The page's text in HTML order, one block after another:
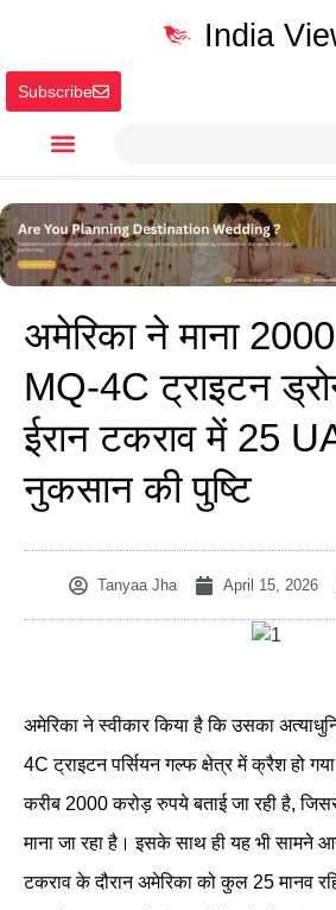
Subscribe
India
अमेरिका ने माना
MQ-4C ट्राइटन
ईरान टकराव में 25
नुकसान की पुष्टि
Tanyaa Jha April 15, 2026
अमेरिका ने स्वीकार किया है कि उसका
4C ट्राइटन पर्सियन गल्फ क्षेत्र में क्रैश हो
करीब 2000 करोड़ रुपये बताई जा रही है,
माना जा रहा है। इसके साथ ही यह भी सामने
टकराव के दौरान अमेरिका को कुल 25 मानव